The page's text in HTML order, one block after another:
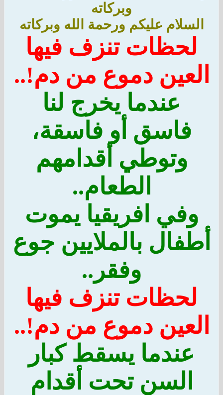
وبركاته
السلام عليكم ورحمة الله وبركاته
لحظات تنزف فيها
العين دموع من دم!..
عندما يخرج لنا
فاسق أو فاسقة،
وتوطي أقدامهم
الطعام..
وفي افريقيا يموت
أطفال بالملايين جوع
وفقر..
لحظات تنزف فيها
العين دموع من دم!..
عندما يسقط كبار
السن تحت أقدام